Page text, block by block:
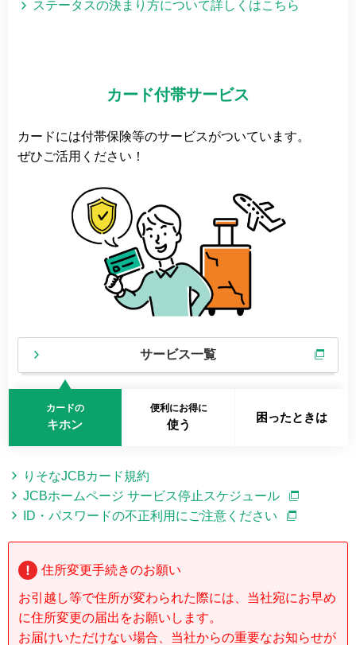
ステータスの決まり方について詳しくはこちら
カード付帯サービス
カードには付帯保険等のサービスがついています。
ぜひご活用ください！
サービス一覧
カードの
キホン
便利にお得に
使う
困ったときは
りそなJCBカード規約
JCBホームページ サービス停止スケジュール
ID・パスワードの不正利用にご注意ください
住所変更手続きのお願い
お引越し等で住所が変わられた際には、当社宛にお早め
に住所変更の届出をお願いします。
お届けいただけない場合、当社からの重要なお知らせが